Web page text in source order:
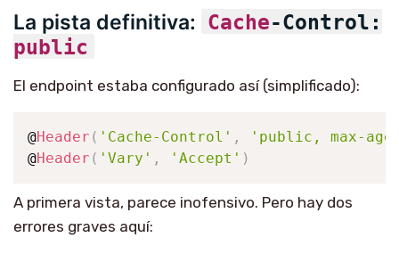
La pista definitiva: Cache-Control:
public
El endpoint estaba configurado así (simplificado):
@Header ( 'Cache-Control' ,
'public, max-
@Header ( 'Vary' , 'Accept' )
A primera vista, parece inofensivo. Pero hay dos
errores graves aquí: